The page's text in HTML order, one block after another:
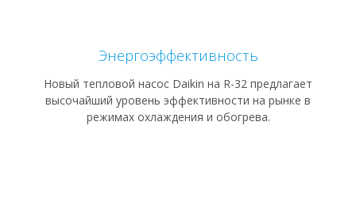
Энергоэффективность
Новый тепловой насос Daikin на R-32 предлагает
высочайший уровень эффективности на рынке в
режимах охлаждения и обогрева.